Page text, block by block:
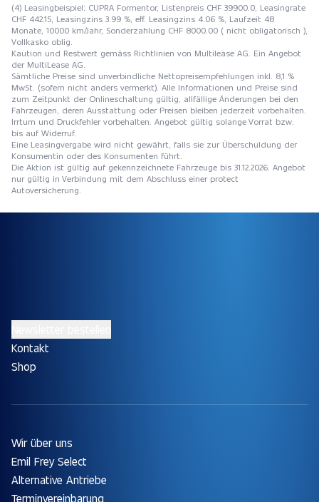
(4) Leasingbeispiel: CUPRA Formentor, Listenpreis CHF 39900.0, Leasingrate
CHF 442.15, Leasingzins 3.99 %, eff. Leasingzins 4.06 %, Laufzeit 48
Monate, 10000 km/Jahr, Sonderzahlung CHF 8000.00 ( nicht obligatorisch ),
Vollkasko oblig.
Kaution und Restwert gemäss Richtlinien von Multilease AG. Ein Angebot
der MultiLease AG.
Sämtliche Preise sind unverbindliche Nettopreisempfehlungen inkl. 8,1 %
MwSt. (sofern nicht anders vermerkt). Alle Informationen und Preise sind
zum Zeitpunkt der Onlineschaltung gültig, allfällige Änderungen bei den
Fahrzeugen, deren Ausstattung oder Preisen bleiben jederzeit vorbehalten.
Irrtum und Druckfehler vorbehalten. Angebot gültig solange Vorrat bzw.
bis auf Widerruf.
Eine Leasingvergabe wird nicht gewährt, falls sie zur Überschuldung der
Konsumentin oder des Konsumenten führt.
Die Aktion ist gültig auf gekennzeichnete Fahrzeuge bis 31.12.2026. Angebot
nur gültig in Verbindung mit dem Abschluss einer protect
Autoversicherung.
Kontakt
Shop
Wir über uns
Emil Frey Select
Alternative Antriebe
Terminvereinbarung